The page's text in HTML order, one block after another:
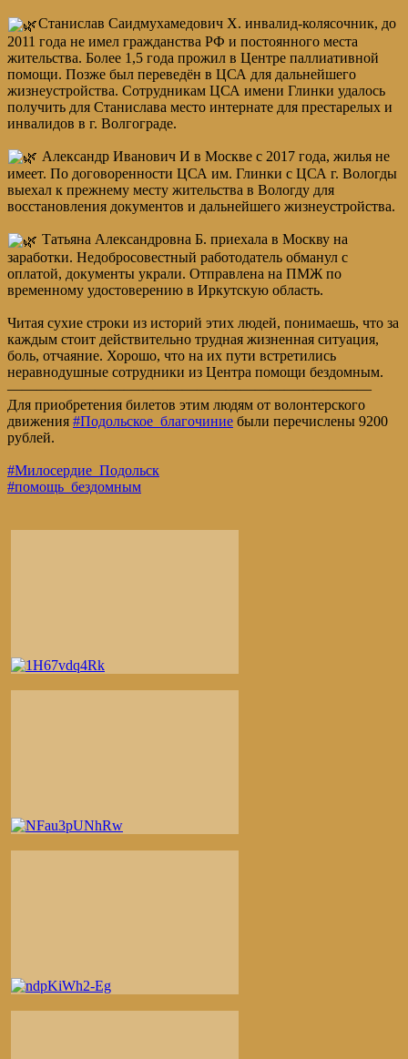
Станислав Саидмухамедович Х. инвалид-колясочник, до
2011 года не имел гражданства РФ и постоянного места
жительства. Более 1,5 года прожил в Центре паллиативной
помощи. Позже был переведён в ЦСА для дальнейшего
жизнеустройства. Сотрудникам ЦСА имени Глинки удалось
получить для Станислава место интернате для престарелых и
инвалидов в г. Волгограде.
Александр Иванович И в Москве с 2017 года, жилья не
имеет. По договоренности ЦСА им. Глинки с ЦСА г. Вологды
выехал к прежнему месту жительства в Вологду для
восстановления документов и дальнейшего жизнеустройства.
Татьяна Александровна Б. приехала в Москву на
заработки. Недобросовестный работодатель обманул с
оплатой, документы украли. Отправлена на ПМЖ по
временному удостоверению в Иркутскую область.
Читая сухие строки из историй этих людей, понимаешь, что за
каждым стоит действительно трудная жизненная ситуация,
боль, отчаяние. Хорошо, что на их пути встретились
неравнодушные сотрудники из Центра помощи бездомным.
—————————————————————————
Для приобретения билетов этим людям от волонтерского
движения #Подольское_благочиние были перечислены 9200
рублей.
#Милосердие_Подольск
#помощь_бездомным